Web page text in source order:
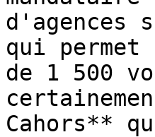
d'agences
qui
de 1 500
Cahors**